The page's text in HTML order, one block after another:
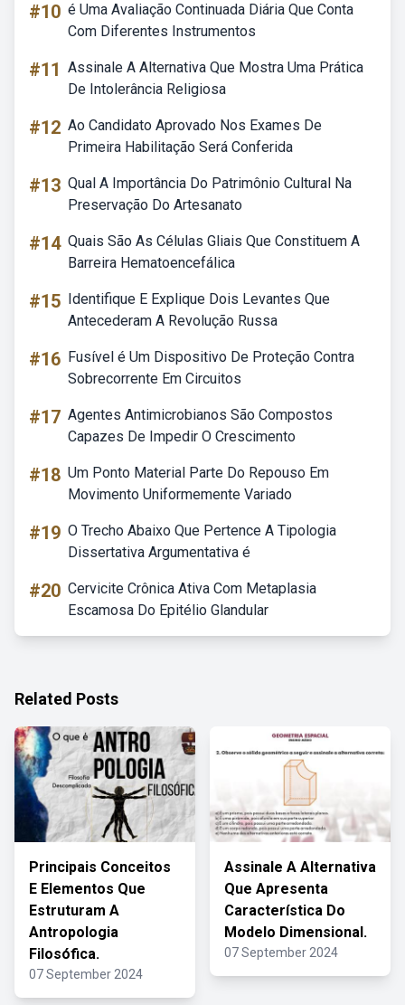
#10 é Uma Avaliação Continuada Diária Que Conta
Com Diferentes Instrumentos
#11 Assinale A Alternativa Que Mostra Uma Prática
De Intolerância Religiosa
#12 Ao Candidato Aprovado Nos Exames De
Primeira Habilitação Será Conferida
#13 Qual A Importância Do Patrimônio Cultural Na
Preservação Do Artesanato
#14 Quais São As Células Gliais Que Constituem A
Barreira Hematoencefálica
#15 Identifique E Explique Dois Levantes Que
Antecederam A Revolução Russa
#16 Fusível é Um Dispositivo De Proteção Contra
Sobrecorrente Em Circuitos
#17 Agentes Antimicrobianos São Compostos
Capazes De Impedir O Crescimento
#18 Um Ponto Material Parte Do Repouso Em
Movimento Uniformemente Variado
#19 O Trecho Abaixo Que Pertence A Tipologia
Dissertativa Argumentativa é
#20 Cervicite Crônica Ativa Com Metaplasia
Escamosa Do Epitélio Glandular
Related Posts
Principais Conceitos
E Elementos Que
Estruturam A
Antropologia
Filosófica.
07 September 2024
Assinale A Alternativa
Que Apresenta
Característica Do
Modelo Dimensional.
07 September 2024